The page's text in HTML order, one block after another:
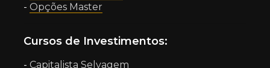
- Opções Master
Cursos de Investimentos:
- Capitalista Selvagem